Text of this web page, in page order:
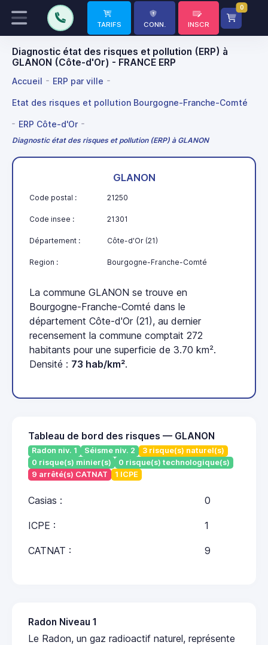
TARIFS CONN. INSCR
0
Diagnostic état des risques et pollution (ERP) à
GLANON (Côte-d'Or) - FRANCE ERP
Accueil ERP par ville
Etat des risques et pollution Bourgogne-Franche-Comté
ERP Côte-d'Or
Diagnostic état des risques et pollution (ERP) à GLANON
GLANON
Code postal : 21250
Code insee : 21301
Département : Côte-d'Or (21)
Region : Bourgogne-Franche-Comté
La commune GLANON se trouve en
Bourgogne-Franche-Comté dans le
département Côte-d'Or (21), au dernier
recensement la commune comptait 272
habitants pour une superficie de 3.70 km².
Densité : 73 hab/km².
Tableau de bord des risques — GLANON
Radon niv. 1 Séisme niv. 2
3 risque(s) naturel(s)
0 risque(s) minier(s)
0 risque(s) technologique(s)
9 arrêté(s) CATNAT
1 ICPE
Casias : 0
ICPE : 1
CATNAT : 9
Radon Niveau 1
Le Radon, un gaz radioactif naturel, représente